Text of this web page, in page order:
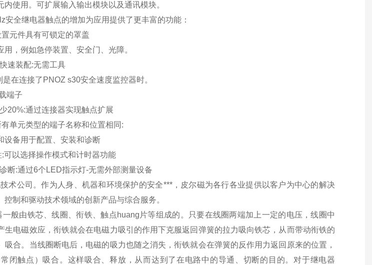
使用。可扩展输入输出模块以及通讯模块。
安全继电器触点的增加为应用提供了更丰富的功能：
元件具有可锁定的罩盖
，例如急停装置、安全门、光障。
速装配:无需工具
在连接了PNOZ s30安全速度监控器时。
端子
20%:通过连接器实现触点扩展
单元类型的端子名称和位置相同:
设备用于配置、安装和诊断
可以选择操作模式和计时器功能
断:通过6个LED指示灯-无需外部测量设备
术公司。作为人身、机器和环境保护的安全***，皮尔磁为各行各业提供以客户为中心的解决
制和驱动技术领域的创新产品与综合服务。
般由铁芯、线圈、衔铁、触点huang片等组成的。只要在线圈两端加上一定的电压，线圈中
生电磁效应，衔铁就会在电磁力吸引的作用下克服返回弹簧的拉力吸向铁芯，从而带动衔铁的
吸合。当线圈断电后，电磁的吸力也随之消失，衔铁就会在弹簧的反作用力返回原来的位置，
闭触点）吸合。这样吸合、释放，从而达到了在电路中的导通、切断的目的。对于继电器